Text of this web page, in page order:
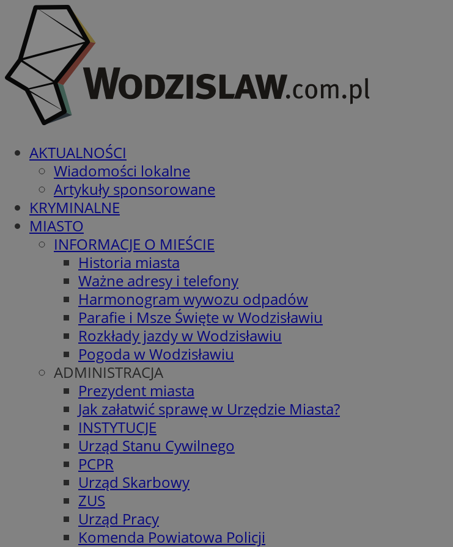
AKTUALNOŚCI
Wiadomości lokalne
Artykuły sponsorowane
KRYMINALNE
MIASTO
INFORMACJE O MIEŚCIE
Historia miasta
Ważne adresy i telefony
Harmonogram wywozu odpadów
Parafie i Msze Święte w Wodzisławiu
Rozkłady jazdy w Wodzisławiu
Pogoda w Wodzisławiu
ADMINISTRACJA
Prezydent miasta
Jak załatwić sprawę w Urzędzie Miasta?
INSTYTUCJE
Urząd Stanu Cywilnego
PCPR
Urząd Skarbowy
ZUS
Urząd Pracy
Komenda Powiatowa Policji